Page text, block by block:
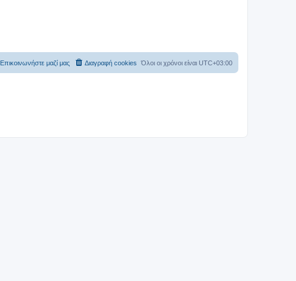
Όλοι οι χρόνοι είναι UTC+03:00
Διαγραφή cookies
Επικοινωνήστε μαζί μας